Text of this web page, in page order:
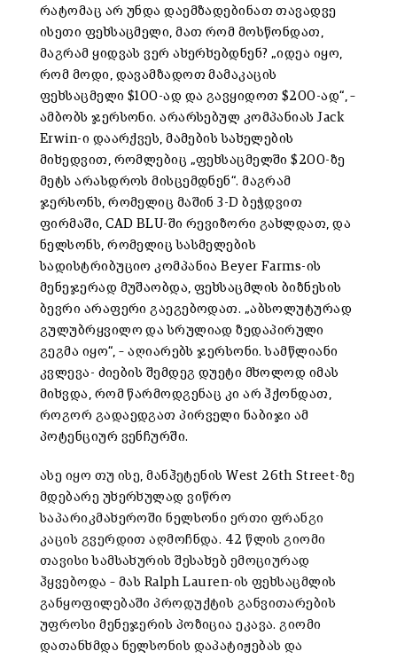
რატომაც არ უნდა დაემზადებინათ თავადვე
ისეთი ფეხსაცმელი, მათ რომ მოსწონდათ,
მაგრამ ყიდვას ვერ ახერხებდნენ? „იდეა იყო,
რომ მოდი, დავამზადოთ მამაკაცის
ფეხსაცმელი $100-ად და გავყიდოთ $200-ად“, –
ამბობს ჯერსონი. არარსებულ კომპანიას Jack
Erwin-ი დაარქვეს, მამების სახელების
მიხედვით, რომლებიც „ფეხსაცმელში $200-ზე
მეტს არასდროს მისცემდნენ“. მაგრამ
ჯერსონს, რომელიც მაშინ 3-D ბეჭდვით
ფირმაში, CAD BLU-ში რევიზორი გახლდათ, და
ნელსონს, რომელიც სასმელების
სადისტრიბუციო კომპანია Beyer Farms-ის
მენეჯერად მუშაობდა, ფეხსაცმლის ბიზნესის
ბევრი არაფერი გაეგებოდათ. „აბსოლუტურად
გულუბრყვილო და სრულიად ზედაპირული
გეგმა იყო“, – აღიარებს ჯერსონი. სამწლიანი
კვლევა- ძიების შემდეგ დუეტი მხოლოდ იმას
მიხვდა, რომ წარმოდგენაც კი არ ჰქონდათ,
როგორ გადაედგათ პირველი ნაბიჯი ამ
პოტენციურ ვენჩურში.
ასე იყო თუ ისე, მანჰეტენის West 26th Street-ზე
მდებარე უხერხულად ვიწრო
საპარიკმახეროში ნელსონი ერთი ფრანგი
კაცის გვერდით აღმოჩნდა. 42 წლის გიომი
თავისი სამსახურის შესახებ ემოციურად
ჰყვებოდა – მას Ralph Lauren-ის ფეხსაცმლის
განყოფილებაში პროდუქტის განვითარების
უფროსი მენეჯერის პოზიცია ეკავა. გიომი
დათანხმდა ნელსონის დაპატიჟებას და